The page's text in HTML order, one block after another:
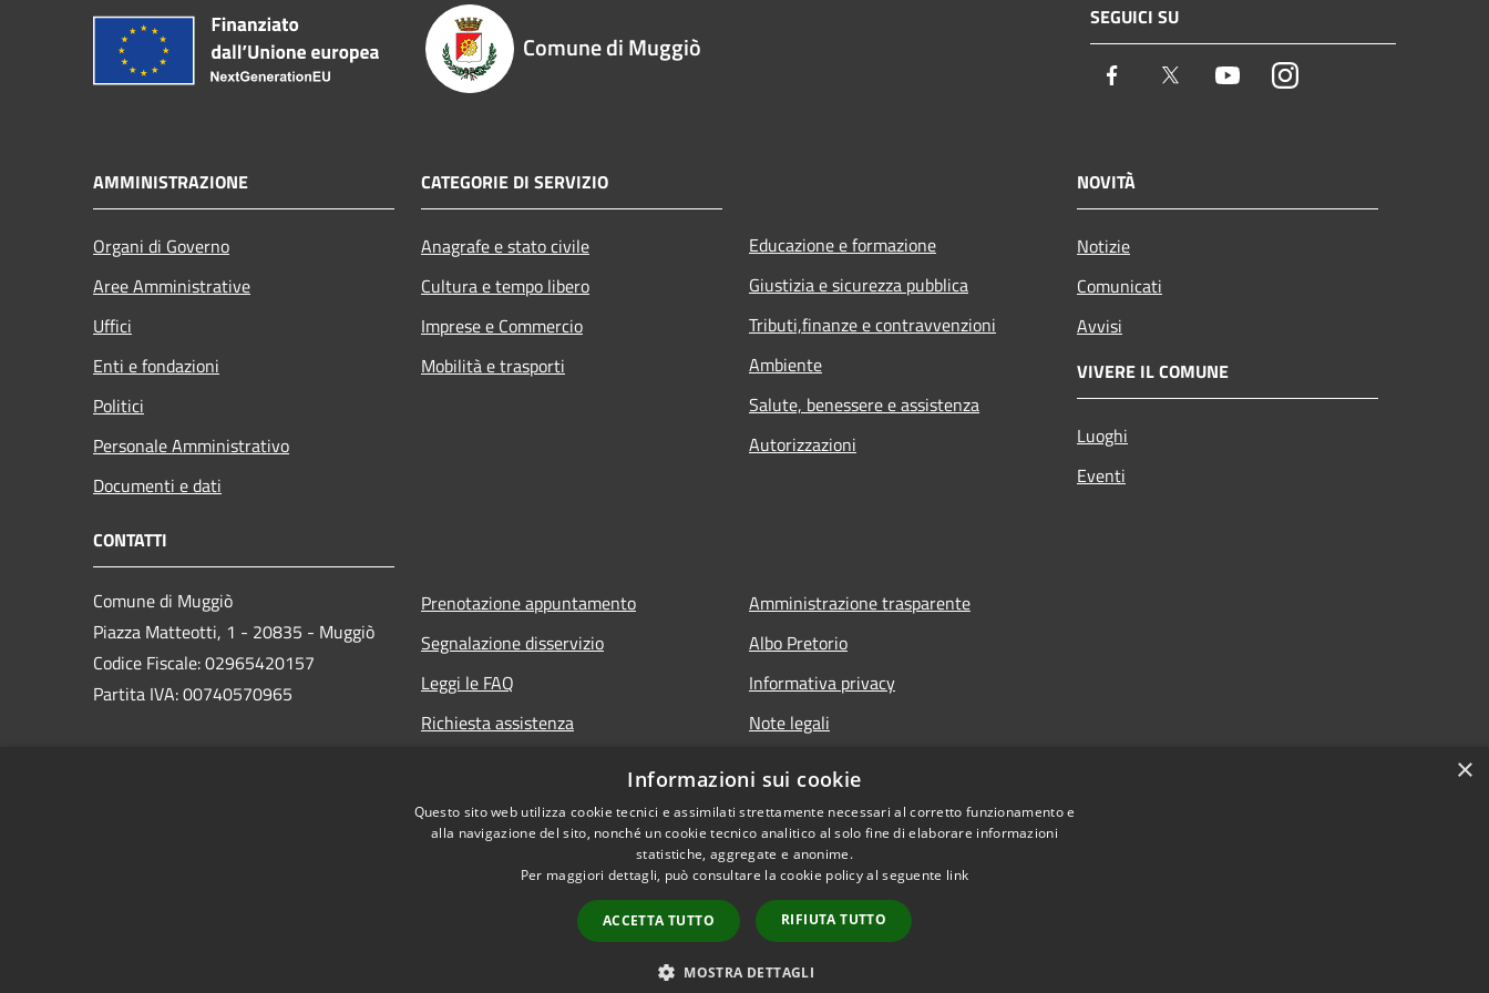
Comune di Muggiò
SEGUICI SU
Facebook Twitter YoutubeInstagram
AMMINISTRAZIONE
Organi di Governo
Aree Amministrative
Uffici
Enti e fondazioni
Politici
Personale Amministrativo
Documenti e dati
CATEGORIE DI SERVIZIO
Anagrafe e stato civile
Cultura e tempo libero
Imprese e Commercio
Mobilità e trasporti
Educazione e formazione
Giustizia e sicurezza pubblica
Tributi,finanze e contravvenzioni
Ambiente
Salute, benessere e assistenza
Autorizzazioni
NOVITÀ
Notizie
Comunicati
Avvisi
VIVERE IL COMUNE
Luoghi
Eventi
CONTATTI
Comune di Muggiò
Piazza Matteotti, 1 - 20835 - Muggiò
Codice Fiscale: 02965420157
Partita IVA: 00740570965
comune.muggio@pec.regione.lombardia.it
Prenotazione appuntamento
Segnalazione disservizio
Leggi le FAQ
Richiesta assistenza
Amministrazione trasparente
Albo Pretorio
Informativa privacy
Note legali
Copyright © 2026 • Comune di Muggiò • Powered by
×
Informazioni sui cookie
Questo sito web utilizza cookie tecnici e assimilati strettamente necessari al corretto funzionamento e
alla navigazione del sito, nonché un cookie tecnico analitico al solo fine di elaborare informazioni
statistiche, aggregate e anonime.
Per maggiori dettagli, può consultare la cookie policy al seguente link
ACCETTA TUTTO RIFIUTA TUTTO
MOSTRA DETTAGLI